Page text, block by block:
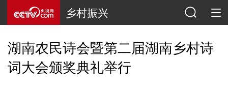
乡村振兴
湖南农民诗会暨第二届湖南乡村诗
词大会颁奖典礼举行